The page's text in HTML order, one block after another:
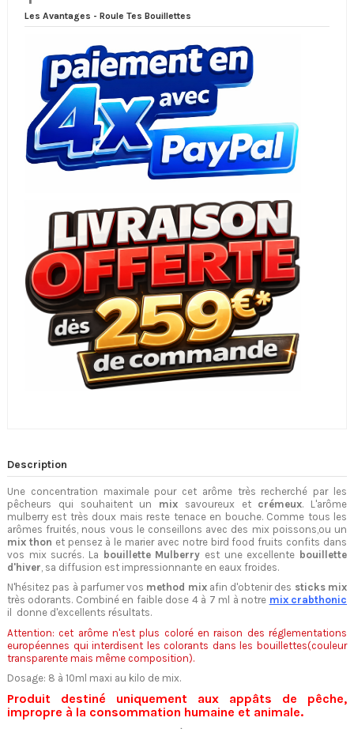
Les Avantages - Roule Tes Bouillettes
Description
Une concentration maximale pour cet arôme très recherché par les
pêcheurs qui souhaitent un mix savoureux etcrémeux. L'arôme
mulberry est très doux mais reste tenace en bouche. Comme tous les
arômes fruités, nous vous le conseillons avec des mix poissons,ou un
mix thon et pensez à le marier avec notre bird food fruits confits dans
vos mix sucrés. La bouillette Mulberry est une excellente bouillette
d'hiver , sa diffusion est impressionnante en eaux froides.
N'hésitez pas à parfumer vos method mixafin d'obtenir des sticks mix
très odorants. Combiné en faible dose 4 à 7 ml à notre mix crabthonic
il donne d'excellents résultats.
Attention: cet arôme n'est plus coloré en raison des réglementations
européennes qui interdisent les colorants dans les bouillettes(couleur
transparente mais même composition).
Dosage: 8 à 10ml maxi au kilo de mix.
Produit destiné uniquement aux appâts de pêche,
impropre à la consommation humaine et animale.